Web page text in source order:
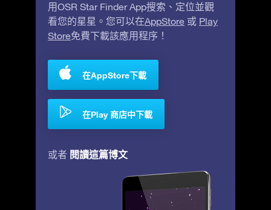
用OSR Star Finder App搜索、定位並觀
看您的星星。您可以在AppStore 或 Play
Store免費下載該應用程序！
在AppStore下載
在Play 商店中下載
或者 閱讀這篇博文